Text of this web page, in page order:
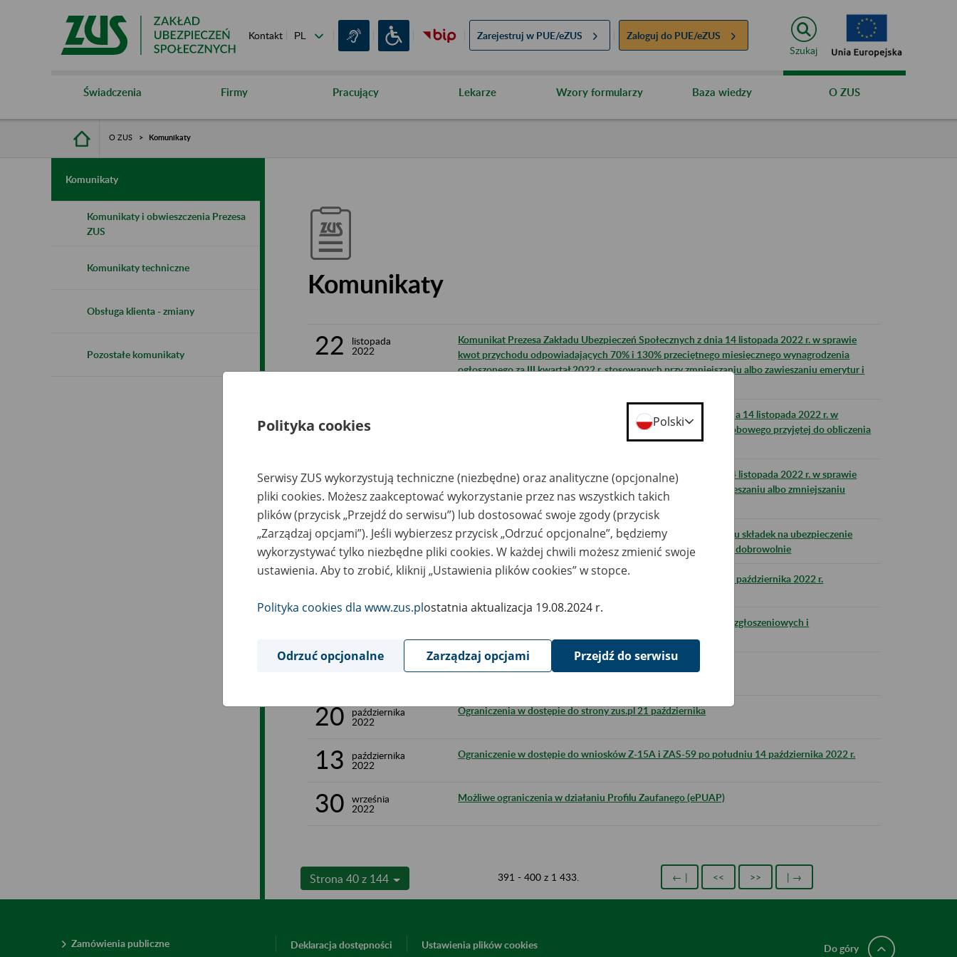
Kontakt Zarejestruj w PUE/eZUS Zaloguj do PUE/eZUS
Szukaj
Świadczenia Firmy Pracujący Lekarze Wzory formularzy Baza wiedzy O ZUS
O ZUS Komunikaty
Komunikaty
Komunikaty i obwieszczenia Prezesa
ZUS
Komunikaty techniczne
Obsługa klienta - zmiany
Pozostałe komunikaty
Komunikaty
22
listopada
2022
Komunikat Prezesa Zakładu Ubezpieczeń Społecznych z dnia 14 listopada 2022 r. w sprawie
kwot przychodu odpowiadających 70% i 130% przeciętnego miesięcznego wynagrodzenia
ogłoszonego za III kwartał 2022 r. stosowanych przy zmniejszaniu albo zawieszaniu emerytur i
22 2022
Obwieszczenie Prezesa Zakładu Ubezpieczeń Społecznych z dnia 14 listopada 2022 r. w
sprawie wskaźnika waloryzacji podstawy wymiaru zasiłku chorobowego przyjętej do obliczenia
świadczenia rehabilitacyjnego w I kwartale 2023 r.
18
listopada
2022
Komunikat Prezesa Zakładu Ubezpieczeń Społecznych z dnia 14 listopada 2022 r. w sprawie
granicznych kwot przychodu dla 2022 r. stosowanych przy zawieszaniu albo zmniejszaniu
emerytur i rent
3
listopada
2022
Komunikat Prezesa ZUS z dnia 28.10.2022 r. - podstawa wymiaru składek na ubezpieczenie
chorobowe osób, które ubezpieczeniu chorobowemu podlegają dobrowolnie
28
października
Ograniczenie w dostępie do portalu PUE ZUS w nocy z 28 na 29 października 2022 r.
Ograniczenia w dostępności usług przyjmowania dokumentów zgłoszeniowych i
rozliczeniowych dla programu Płatnik
21
października
Komunikat dla wytwórców oprogramowania interfejsowego
20
października
2022
Ograniczenia w dostępie do strony zus.pl 21 października
13
października
2022
Ograniczenie w dostępie do wniosków Z-15A i ZAS-59 po południu 14 października 2022 r.
30
września
2022
Możliwe ograniczenia w działaniu Profilu Zaufanego (ePUAP)
Strona 40 z 144 391 - 400 z 1 433. ← | << >> | →
Zamówienia publiczne Deklaracja dostępności Ustawienia plików cookies Do góry
Polityka cookies Polski
Serwisy ZUS wykorzystują techniczne (niezbędne) oraz analityczne (opcjonalne)
pliki cookies. Możesz zaakceptować wykorzystanie przez nas wszystkich takich
plików (przycisk „Przejdź do serwisu”) lub dostosować swoje zgody (przycisk
„Zarządzaj opcjami”). Jeśli wybierzesz przycisk „Odrzuć opcjonalne”, będziemy
wykorzystywać tylko niezbędne pliki cookies. W każdej chwili możesz zmienić swoje
ustawienia. Aby to zrobić, kliknij „Ustawienia plików cookies” w stopce.
Polityka cookies dla www.zus.plostatnia aktualizacja 19.08.2024 r.
Odrzuć opcjonalne Zarządzaj opcjami Przejdź do serwisu